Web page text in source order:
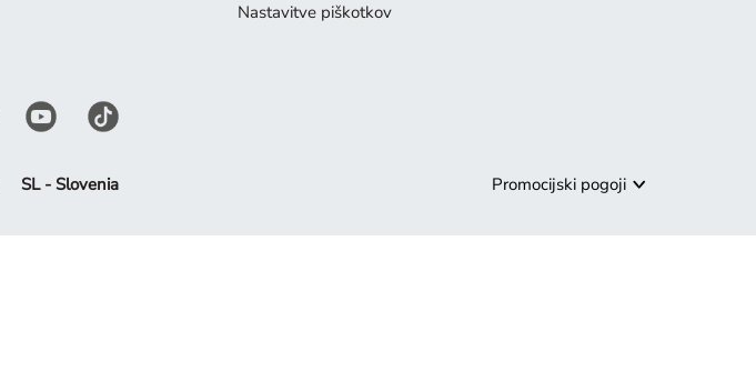
Nastavitve piškotkov
SL - Slovenia Promocijski pogoji